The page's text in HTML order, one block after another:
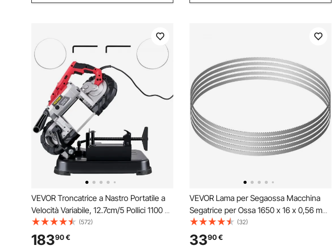
VEVOR Troncatrice a Nastro Portatile a
Velocità Variabile, 12.7cm/5 Pollici 1100 W
Segatrice a Nastro con Base per Tagliare
Acciaio Inossidabile, Alluminio, Metallo,
Ferro, Cavi Rigidi, Legno, PVC, Plastica
(572)
18390€
VEVOR Lama per Segaossa Macchina
Segatrice per Ossa 1650 x 16 x 0,56 mm,
Set di Lama per Segaossa da 5 Pezzi
Compatibile per Segaossa da Banco
Segaossa da Terra, 5 Lame a Nastro in
(32)
3390€